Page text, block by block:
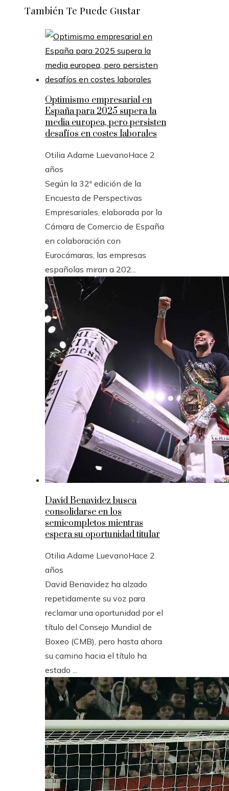
También Te Puede Gustar
Optimismo empresarial en
España para 2025 supera la
media europea, pero persisten
desafíos en costes laborales
Otilia Adame LuevanoHace 2
años
Según la 32ª edición de la
Encuesta de Perspectivas
Empresariales, elaborada por la
Cámara de Comercio de España
en colaboración con
Eurocámaras, las empresas
españolas miran a 202...
David Benavidez busca
consolidarse en los
semicompletos mientras
espera su oportunidad titular
Otilia Adame LuevanoHace 2
años
David Benavidez ha alzado
repetidamente su voz para
reclamar una oportunidad por el
título del Consejo Mundial de
Boxeo (CMB), pero hasta ahora
su camino hacia el título ha
estado ...